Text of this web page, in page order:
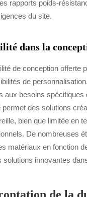
rapports poids-
du site.
dans la
de conception offerte
de
aux besoins
permet des solutions
bien que limitée en
De nombreuses
matériaux en fonction
solutions innovantes